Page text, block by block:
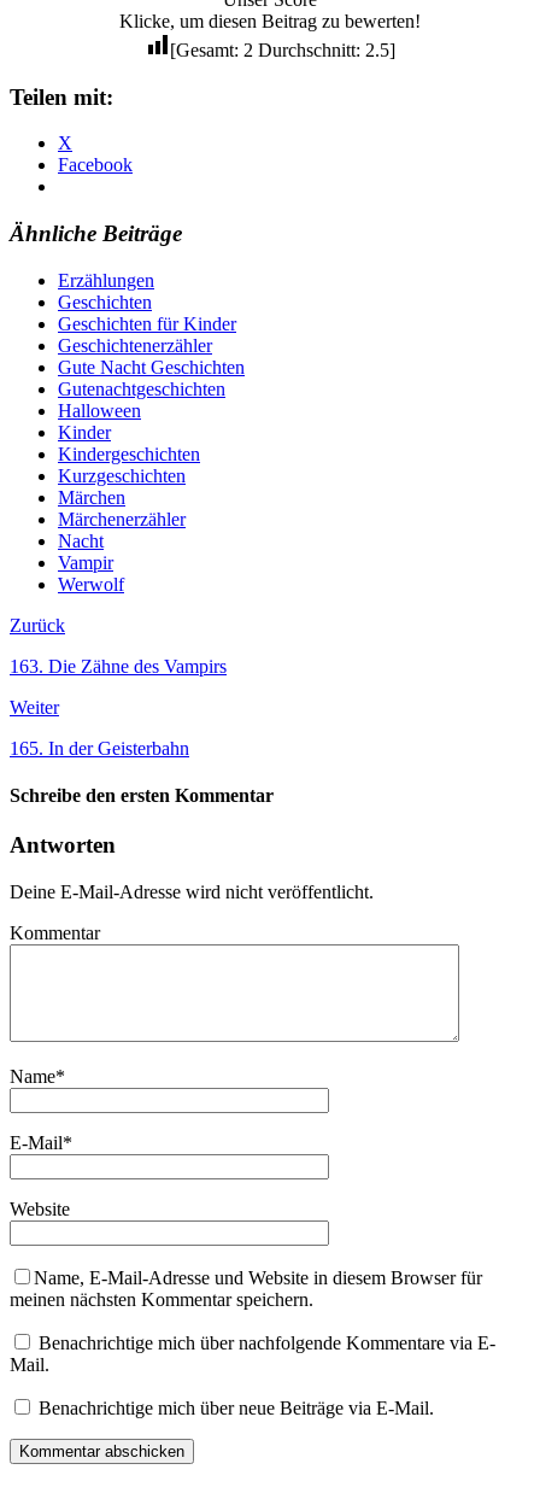
Klicke, um diesen Beitrag zu bewerten!
[Gesamt: 2 Durchschnitt: 2.5]
Teilen mit:
X
Facebook
Ähnliche Beiträge
Erzählungen
Geschichten
Geschichten für Kinder
Geschichtenerzähler
Gute Nacht Geschichten
Gutenachtgeschichten
Halloween
Kinder
Kindergeschichten
Kurzgeschichten
Märchen
Märchenerzähler
Nacht
Vampir
Werwolf
Zurück
163. Die Zähne des Vampirs
Weiter
165. In der Geisterbahn
Schreibe den ersten Kommentar
Antworten
Deine E-Mail-Adresse wird nicht veröffentlicht.
Kommentar
Name*
E-Mail*
Website
Name, E-Mail-Adresse und Website in diesem Browser für
meinen nächsten Kommentar speichern.
Benachrichtige mich über nachfolgende Kommentare via E-
Mail.
Benachrichtige mich über neue Beiträge via E-Mail.